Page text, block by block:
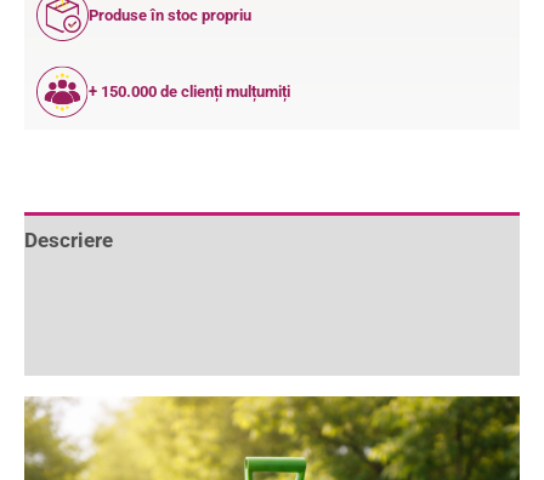
Produse în stoc propriu
+ 150.000 de clienți mulțumiți
Descriere